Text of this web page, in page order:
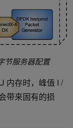
节服务器配置
内存时，峰值 I /
带来固有的损